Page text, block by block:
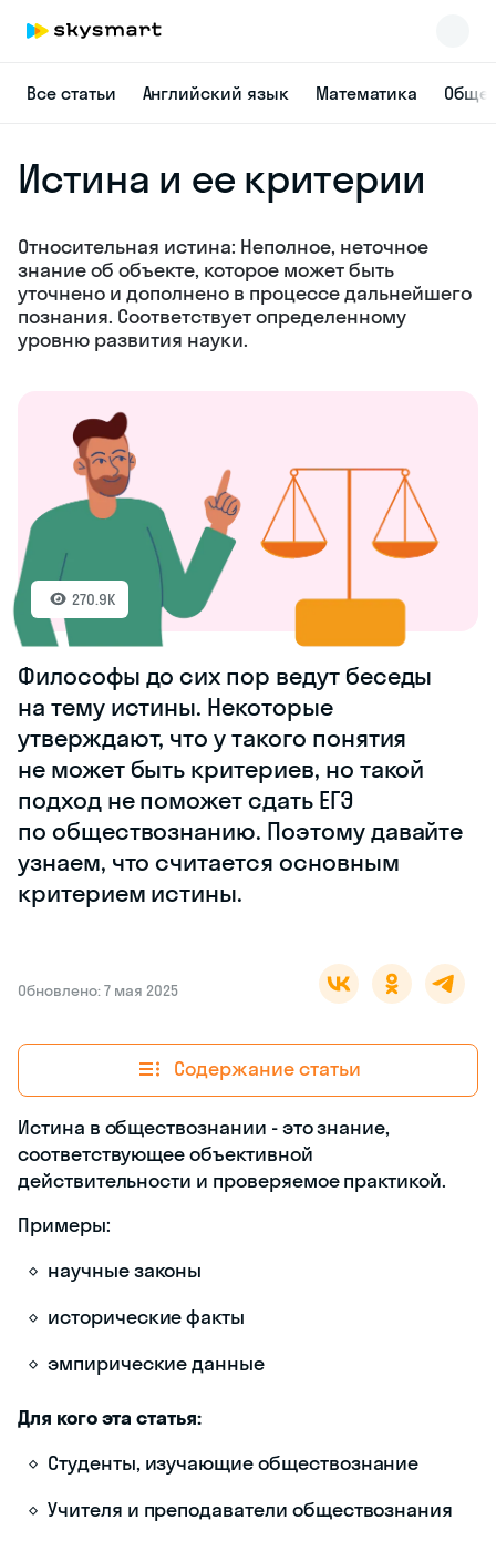
Все статьи Английский язык Математика
Истина и ее критерии
Относительная истина: Неполное, неточное
знание об объекте, которое может быть
уточнено и дополнено в процессе дальнейшего
познания. Соответствует определенному
уровню развития науки.
270.9K
Философы до сих пор ведут беседы
на тему истины. Некоторые
утверждают, что у такого понятия
не может быть критериев, но такой
подход не поможет сдать ЕГЭ
по обществознанию. Поэтому давайте
узнаем, что считается основным
критерием истины.
Обновлено: 7 мая 2025
Содержание статьи
Истина в обществознании - это знание,
соответствующее объективной
действительности и проверяемое практикой.
Примеры:
научные законы
исторические факты
эмпирические данные
Для кого эта статья:
Студенты, изучающие обществознание
Учителя и преподаватели обществознания